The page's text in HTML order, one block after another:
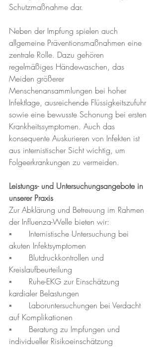
Schutzmaßnahme dar.
Neben der Impfung spielen auch
allgemeine Präventionsmaßnahmen eine
zentrale Rolle. Dazu gehören
regelmäßiges Händewaschen, das
Meiden größerer
Menschenansammlungen bei hoher
Infektlage, ausreichende Flüssigkeitszufuhr
sowie eine bewusste Schonung bei ersten
Krankheitssymptomen. Auch das
konsequente Auskurieren von Infekten ist
aus internistischer Sicht wichtig, um
Folgeerkrankungen zu vermeiden.
Leistungs- und Untersuchungsangebote in
unserer Praxis
Zur Abklärung und Betreuung im Rahmen
der Influenza-Welle bieten wir:
Internistische Untersuchung bei
akuten Infektsymptomen
Blutdruckkontrollen und
Kreislaufbeurteilung
Ruhe-EKG zur Einschätzung
kardialer Belastungen
Laboruntersuchungen bei Verdacht
auf Komplikationen
Beratung zu Impfungen und
individueller Risikoeinschätzung